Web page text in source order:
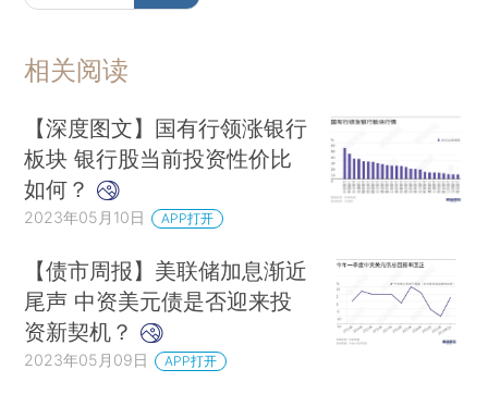
化也更加明显……
相关阅读
【深度图文】国有行领涨银行
板块 银行股当前投资性价比
如何？
2023年05月10日 APP打开
【债市周报】美联储加息渐近
尾声 中资美元债是否迎来投
资新契机？
2023年05月09日 APP打开